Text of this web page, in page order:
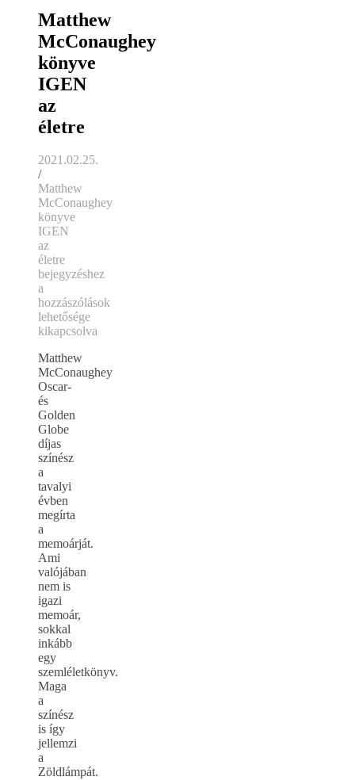
Matthew
McConaughey
könyve
IGEN
az
életre
2021.02.25.
/
Matthew
McConaughey
könyve
IGEN
az
életre
bejegyzéshez
a
hozzászólások
lehetősége
kikapcsolva
Matthew
McConaughey
Oscar-
és
Golden
Globe
díjas
színész
a
tavalyi
évben
megírta
a
memoárját.
Ami
valójában
nem is
igazi
memoár,
sokkal
inkább
egy
szemléletkönyv.
Maga
a
színész
is így
jellemzi
a
Zöldlámpát.